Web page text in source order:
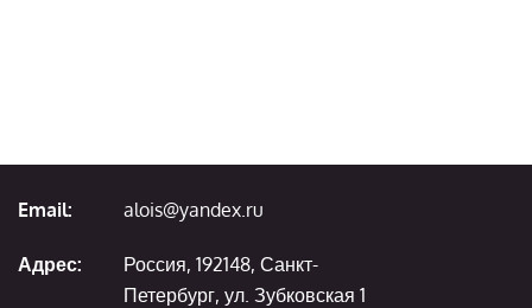
Email: alois@yandex.ru
Адрес:
Россия, 192148, Санкт-
Петербург, ул. Зубковская 1